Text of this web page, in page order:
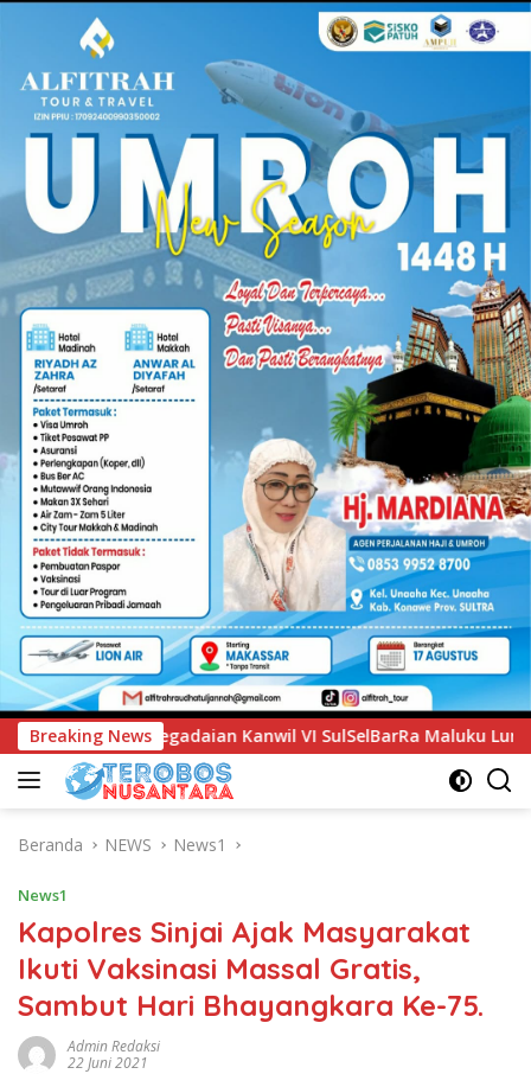
Breaking News
VI SulSelBarRa Maluku Luncurkan Program PANDE EMAS
Beranda NEWS News1
News1
Kapolres Sinjai Ajak Masyarakat
Ikuti Vaksinasi Massal Gratis,
Sambut Hari Bhayangkara Ke-75.
Admin Redaksi
22 Juni 2021